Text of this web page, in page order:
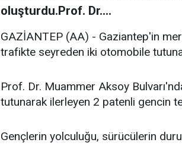
oluşturdu.Prof. Dr....
GAZİANTEP (AA) - Gaziantep'in
trafikte seyreden iki otomobile
Prof. Dr. Muammer Aksoy
tutunarak ilerleyen 2 patenli gencin
Gençlerin yolculuğu, sürücülerin